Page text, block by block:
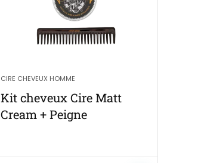
CIRE CHEVEUX HOMME
Kit cheveux Cire Matt
Cream + Peigne